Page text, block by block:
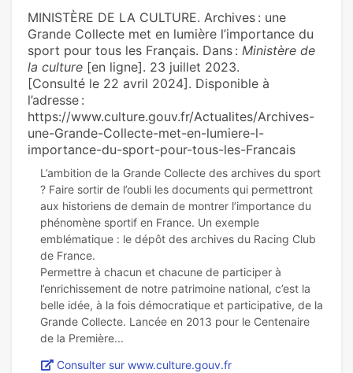
MINISTÈRE DE LA CULTURE. Archives : une
Grande Collecte met en lumière l’importance du
sport pour tous les Français. Dans : Ministère de
la culture [en ligne]. 23 juillet 2023.
[Consulté le 22 avril 2024]. Disponible à
l’adresse :
https://www.culture.gouv.fr/Actualites/Archives-
une-Grande-Collecte-met-en-lumiere-l-
importance-du-sport-pour-tous-les-Francais
L’ambition de la Grande Collecte des archives du sport
? Faire sortir de l’oubli les documents qui permettront
aux historiens de demain de montrer l’importance du
phénomène sportif en France. Un exemple
emblématique : le dépôt des archives du Racing Club
de France.
Permettre à chacun et chacune de participer à
l’enrichissement de notre patrimoine national, c’est la
belle idée, à la fois démocratique et participative, de la
Grande Collecte. Lancée en 2013 pour le Centenaire
Consulter sur www.culture.gouv.fr